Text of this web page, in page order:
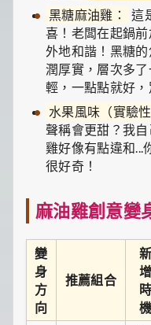
黑糖麻油雞：
這
喜！老闆在起鍋
外地和諧！黑糖
潤厚實，層次多
輕，一點點就好，
水果風味（實驗性
聲稱會更甜？我
雞好像有點違和...
很好奇！
麻油雞創意變
變
身
方
向
推薦組合
新
增
時
機